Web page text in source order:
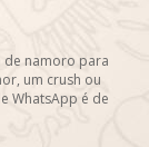
de namoro para
um crush ou
WhatsApp é de